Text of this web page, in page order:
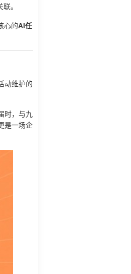
。
心的AI任
动维护的
时，与九
是一场企